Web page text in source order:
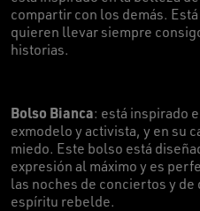
compartir con los demás.
quieren llevar siempre
historias.
Bolso Bianca: está inspirado
exmodelo y activista, y en su
miedo. Este bolso está
expresión al máximo y es
las noches de conciertos y
espíritu rebelde.